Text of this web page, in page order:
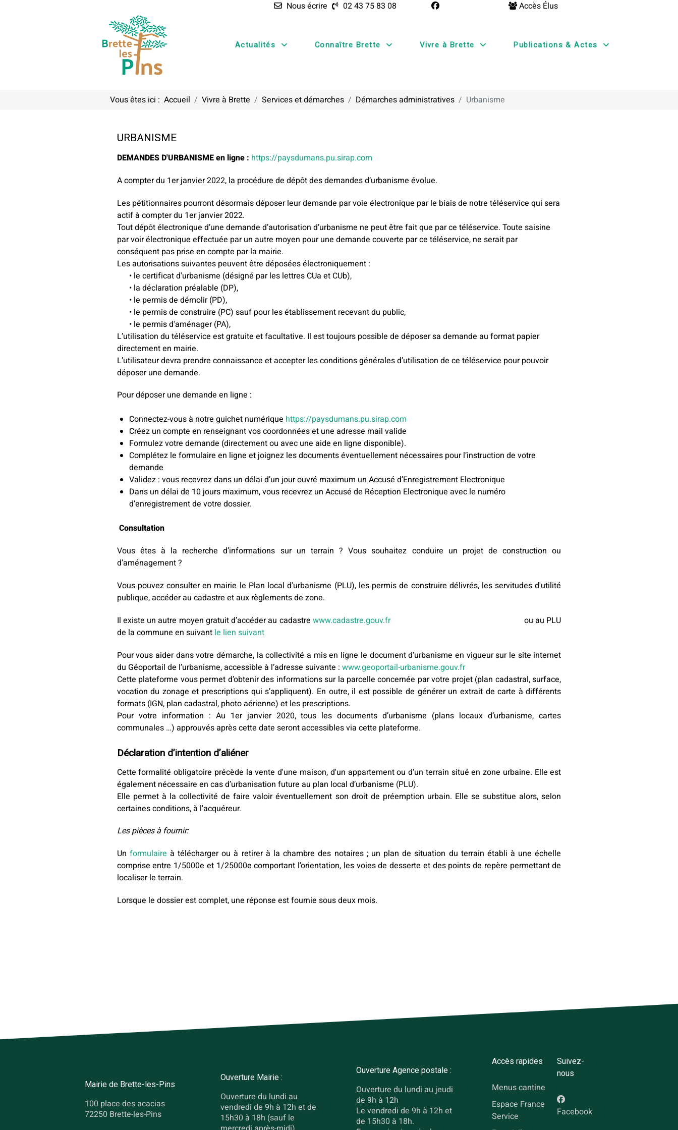
Nous écrire 02 43 75 83 08 Accès Élus
Actualités Connaître Brette Vivre à Brette Publications & Actes
Vous êtes ici : Accueil Vivre à Brette Services et démarches Démarches administratives Urbanisme
URBANISME
DEMANDES D'URBANISME en ligne : https://paysdumans.pu.sirap.com
A compter du 1er janvier 2022, la procédure de dépôt des demandes d’urbanisme évolue.
Les pétitionnaires pourront désormais déposer leur demande par voie électronique par le biais de notre téléservice qui sera
actif à compter du 1er janvier 2022.
Tout dépôt électronique d’une demande d’autorisation d’urbanisme ne peut être fait que par ce téléservice. Toute saisine
par voir électronique effectuée par un autre moyen pour une demande couverte par ce téléservice, ne serait par
conséquent pas prise en compte par la mairie.
Les autorisations suivantes peuvent être déposées électroniquement :
• le certificat d'urbanisme (désigné par les lettres CUa et CUb),
• la déclaration préalable (DP),
• le permis de démolir (PD),
• le permis de construire (PC) sauf pour les établissement recevant du public,
• le permis d'aménager (PA),
L’utilisation du téléservice est gratuite et facultative. Il est toujours possible de déposer sa demande au format papier
directement en mairie.
L’utilisateur devra prendre connaissance et accepter les conditions générales d’utilisation de ce téléservice pour pouvoir
déposer une demande.
Pour déposer une demande en ligne :
Connectez-vous à notre guichet numérique https://paysdumans.pu.sirap.com
Créez un compte en renseignant vos coordonnées et une adresse mail valide
Formulez votre demande (directement ou avec une aide en ligne disponible).
Complétez le formulaire en ligne et joignez les documents éventuellement nécessaires pour l’instruction de votre
demande
Validez : vous recevrez dans un délai d’un jour ouvré maximum un Accusé d’Enregistrement Electronique
Dans un délai de 10 jours maximum, vous recevrez un Accusé de Réception Electronique avec le numéro
d’enregistrement de votre dossier.
Consultation
Vous êtes à la recherche d’informations sur un terrain ? Vous souhaitez conduire un projet de construction ou
d’aménagement ?
Vous pouvez consulter en mairie le Plan local d'urbanisme (PLU), les permis de construire délivrés, les servitudes d'utilité
publique, accéder au cadastre et aux règlements de zone.
Il existe un autre moyen gratuit d’accéder au cadastrewww.cadastre.gouv.fr
ou au PLU
de la commune en suivantle lien suivant
Pour vous aider dans votre démarche, la collectivité a mis en ligne le document d’urbanisme en vigueur sur le site internet
du Géoportail de l’urbanisme, accessible à l’adresse suivante : www.geoportail-urbanisme.gouv.fr
Cette plateforme vous permet d’obtenir des informations sur la parcelle concernée par votre projet (plan cadastral, surface,
vocation du zonage et prescriptions qui s’appliquent). En outre, il est possible de générer un extrait de carte à différents
formats (IGN, plan cadastral, photo aérienne) et les prescriptions.
Pour votre information : Au 1er janvier 2020, tous les documents d’urbanisme (plans locaux d’urbanisme, cartes
communales …) approuvés après cette date seront accessibles via cette plateforme.
Déclaration d’intention d’aliéner
Cette formalité obligatoire précède la vente d'une maison, d'un appartement ou d'un terrain situé en zone urbaine. Elle est
également nécessaire en cas d’urbanisation future au plan local d’urbanisme (PLU).
Elle permet à la collectivité de faire valoir éventuellement son droit de préemption urbain. Elle se substitue alors, selon
certaines conditions, à l'acquéreur.
Les pièces à fournir:
Un formulaire à télécharger ou à retirer à la chambre des notaires ; un plan de situation du terrain établi à une échelle
comprise entre 1/5000e et 1/25000e comportant l'orientation, les voies de desserte et des points de repère permettant de
localiser le terrain.
Lorsque le dossier est complet, une réponse est fournie sous deux mois.
Mairie de Brette-les-Pins
100 place des acacias
72250 Brette-les-Pins
Ouverture Mairie :
Ouverture du lundi au
vendredi de 9h à 12h et de
15h30 à 18h (sauf le
Ouverture Agence postale :
Ouverture du lundi au jeudi
de 9h à 12h
Le vendredi de 9h à 12h et
de 15h30 à 18h.
Accès rapides
Menus cantine
Espace France
Service
Suivez-
nous
Facebook